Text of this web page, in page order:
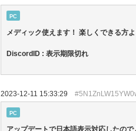
PC
メディック使えます！ 楽しくできる方
DiscordID : 表示期限切れ
2023-12-11 15:33:29
PC
アップデートで日本語表示対応したの